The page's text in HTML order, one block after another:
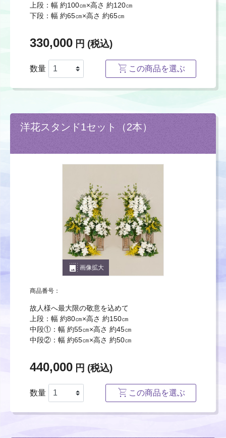
上段：幅 約100㎝×高さ 約120㎝
下段：幅 約65㎝×高さ 約65㎝
330,000 円 (税込)
数量 この商品を選ぶ
洋花スタンド1セット（2本）
photo_size_select_large 画像拡大
商品番号：
故人様へ最大限の敬意を込めて
上段：幅 約80㎝×高さ 約150㎝
中段①：幅 約55㎝×高さ 約45㎝
中段②：幅 約65㎝×高さ 約50㎝
440,000 円 (税込)
数量 この商品を選ぶ